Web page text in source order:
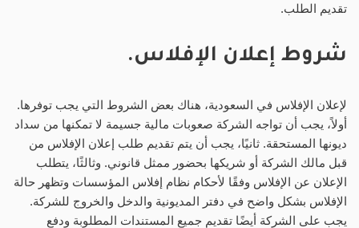
تقديم الطلب.
شروط إعلان الإفلاس.
لإعلان الإفلاس في السعودية، هناك بعض الشروط التي يجب توفرها.
أولاً، يجب أن تواجه الشركة صعوبات مالية جسيمة لا تمكنها من سداد
ديونها المستحقة. ثانيًا، يجب أن يتم تقديم طلب إعلان الإفلاس من
قبل مالك الشركة أو شريكها بحضور ممثل قانوني. وثالثًا، يتطلب
الإعلان عن الإفلاس وفقًا لأحكام نظام إفلاس المؤسسات وتظهر حالة
الإفلاس بشكل واضح في دفتر المديونية والدخل والخروج للشركة.
يجب على الشركة أيضًا تقديم جميع المستندات المطلوبة ودفع